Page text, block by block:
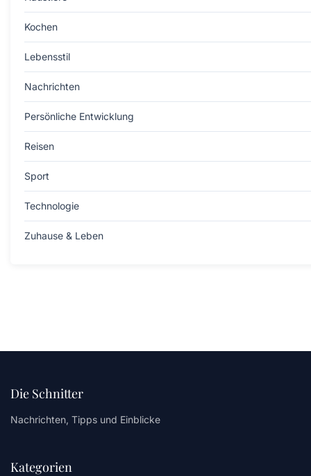
Kochen
Lebensstil
Nachrichten
Persönliche Entwicklung
Reisen
Sport
Technologie
Zuhause & Leben
Die Schnitter
Nachrichten, Tipps und Einblicke
Kategorien